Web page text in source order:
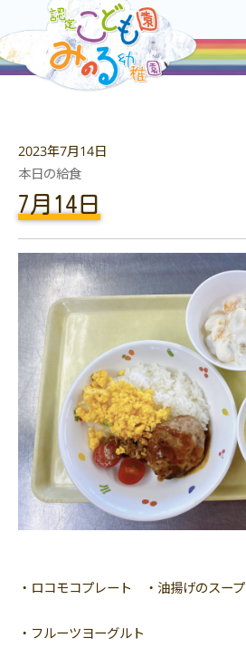
2023年7月14日
本日の給食
7月14日
・ロコモコプレート ・油揚げのスープ
・フルーツヨーグルト